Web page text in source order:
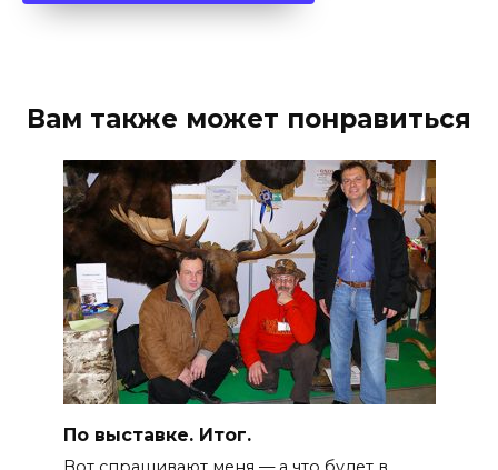
Вам также может понравиться
По выставке. Итог.